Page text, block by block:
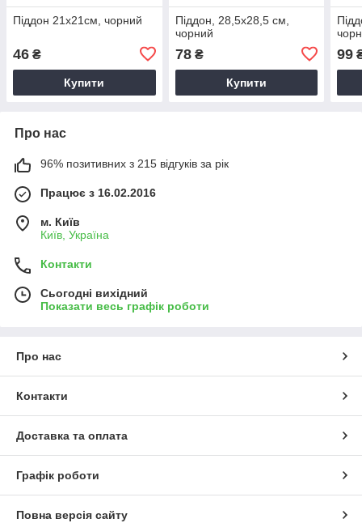
Піддон 21х21см, чорний
46 ₴
Купити
Піддон, 28,5х28,5 см,
чорний
78₴
Купити
99
Про нас
96% позитивних з 215 відгуків за рік
Працює з 16.02.2016
м. Київ
Київ, Україна
Контакти
Сьогодні вихідний
Показати весь графік роботи
Про нас
Контакти
Доставка та оплата
Графік роботи
Повна версія сайту